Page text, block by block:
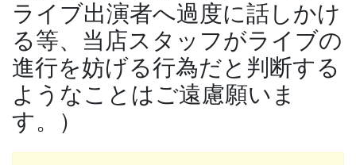
ライブ出演者へ過度に話しかけ
る等、当店スタッフがライブの
進行を妨げる行為だと判断する
ようなことはご遠慮願いま
す。）